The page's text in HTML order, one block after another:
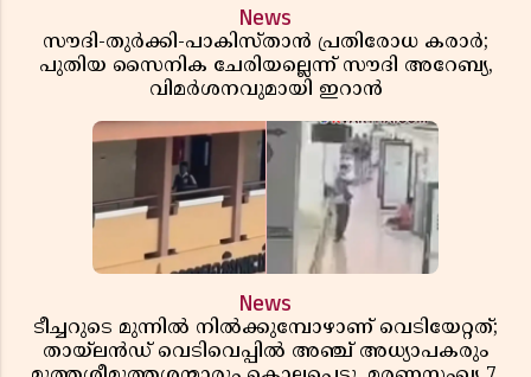
News
സൗദി-തുർക്കി-പാകിസ്താൻ പ്രതിരോധ കരാർ;
പുതിയ സൈനിക ചേരിയല്ലെന്ന് സൗദി അറേബ്യ,
വിമർശനവുമായി ഇറാൻ
News
ടീച്ചറുടെ മുന്നിൽ നിൽക്കുമ്പോഴാണ് വെടിയേറ്റത്;
തായ്‌ലൻഡ് വെടിവെപ്പിൽ അഞ്ച് അധ്യാപകരും